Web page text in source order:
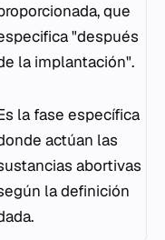
que
"después
la implantación".
la fase específica
actúan las
abortivas
la definición